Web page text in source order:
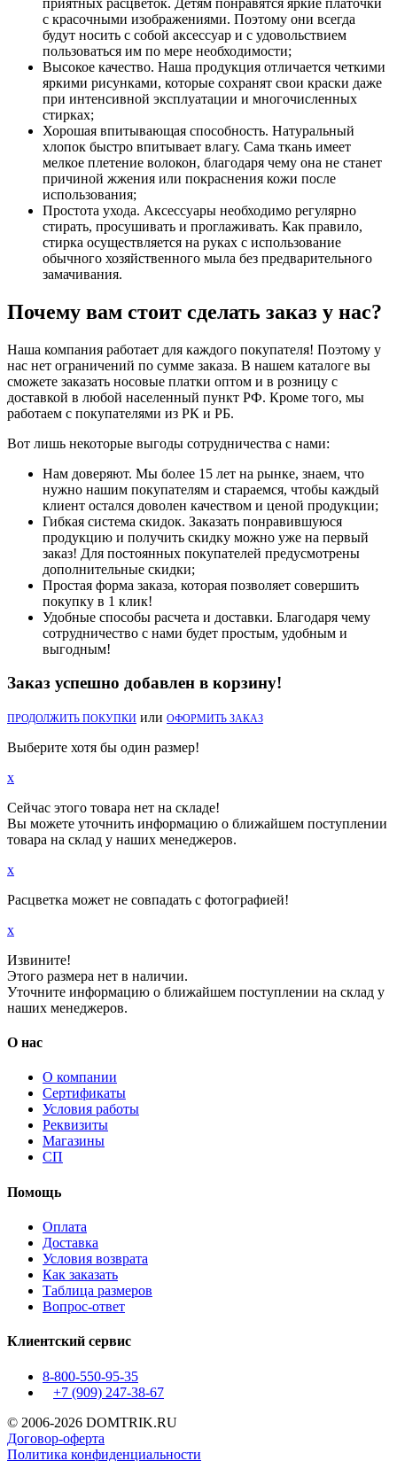
с красочными изображениями. Поэтому они всегда
будут носить с собой аксессуар и с удовольствием
пользоваться им по мере необходимости;
Высокое качество. Наша продукция отличается четкими
яркими рисунками, которые сохранят свои краски даже
при интенсивной эксплуатации и многочисленных
стирках;
Хорошая впитывающая способность. Натуральный
хлопок быстро впитывает влагу. Сама ткань имеет
мелкое плетение волокон, благодаря чему она не станет
причиной жжения или покраснения кожи после
использования;
Простота ухода. Аксессуары необходимо регулярно
стирать, просушивать и проглаживать. Как правило,
стирка осуществляется на руках с использование
обычного хозяйственного мыла без предварительного
замачивания.
Почему вам стоит сделать заказ у нас?
Наша компания работает для каждого покупателя! Поэтому у
нас нет ограничений по сумме заказа. В нашем каталоге вы
сможете заказать носовые платки оптом и в розницу с
доставкой в любой населенный пункт РФ. Кроме того, мы
работаем с покупателями из РК и РБ.
Вот лишь некоторые выгоды сотрудничества с нами:
Нам доверяют. Мы более 15 лет на рынке, знаем, что
нужно нашим покупателям и стараемся, чтобы каждый
клиент остался доволен качеством и ценой продукции;
Гибкая система скидок. Заказать понравившуюся
продукцию и получить скидку можно уже на первый
заказ! Для постоянных покупателей предусмотрены
дополнительные скидки;
Простая форма заказа, которая позволяет совершить
покупку в 1 клик!
Удобные способы расчета и доставки. Благодаря чему
сотрудничество с нами будет простым, удобным и
выгодным!
Заказ успешно добавлен в корзину!
ПРОДОЛЖИТЬ ПОКУПКИ или ОФОРМИТЬ ЗАКАЗ
Выберите хотя бы один размер!
x
Сейчас этого товара нет на складе!
Вы можете уточнить информацию о ближайшем поступлении
товара на склад у наших менеджеров.
x
Расцветка может не совпадать с фотографией!
x
Извините!
Этого размера нет в наличии.
Уточните информацию о ближайшем поступлении на склад у
наших менеджеров.
О нас
О компании
Сертификаты
Условия работы
Реквизиты
Магазины
СП
Помощь
Оплата
Доставка
Условия возврата
Как заказать
Таблица размеров
Вопрос-ответ
Клиентский сервис
8-800-550-95-35
+7 (909) 247-38-67
© 2006-2026 DOMTRIK.RU
Договор-оферта
Политика конфиденциальности